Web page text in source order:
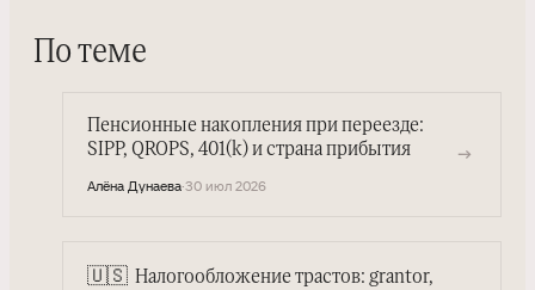
По теме
Пенсионные накопления при переезде:
SIPP, QROPS, 401(k) и страна прибытия
Алёна Дунаева·30 июл 2026
→
🇺🇸 Налогообложение трастов: grantor,